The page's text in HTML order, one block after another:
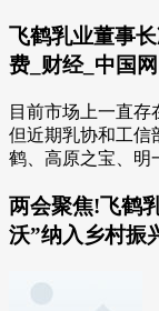
飞鹤乳业董事
费_财经_中国网
目前市场上一直存
但近期乳协和工信
鹤、高原之宝、明
两会聚焦!飞鹤
沃”纳入乡村振